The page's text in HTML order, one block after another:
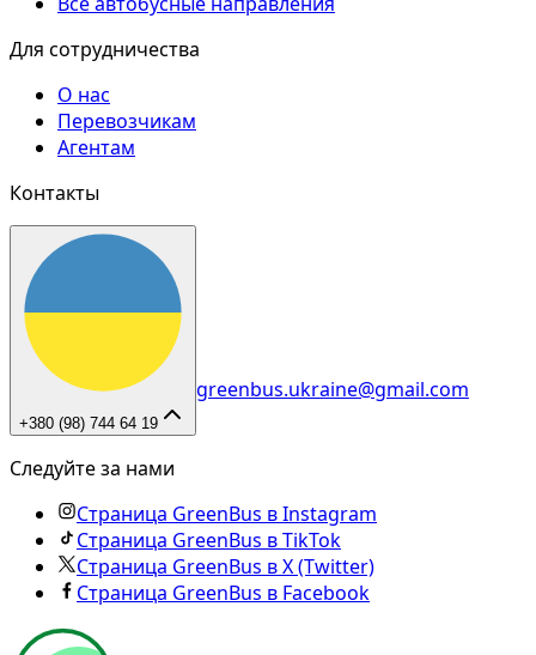
Для сотрудничества
О нас
Перевозчикам
Агентам
Контакты
+380 (98) 744 64 19
greenbus.ukraine@gmail.com
Следуйте за нами
Страница GreenBus в Instagram
Страница GreenBus в TikTok
Страница GreenBus в X (Twitter)
Страница GreenBus в Facebook